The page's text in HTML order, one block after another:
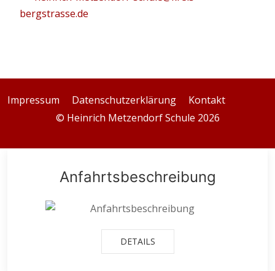
bergstrasse.de
Impressum Datenschutzerklärung
Kontakt
© Heinrich Metzendorf Schule 2026
Anfahrtsbeschreibung
DETAILS